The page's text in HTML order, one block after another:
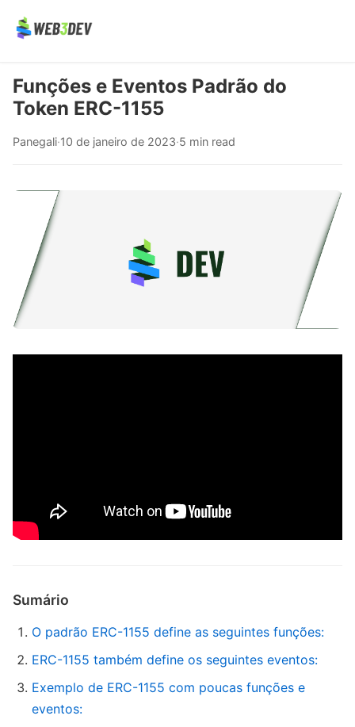
Funções e Eventos Padrão do
Token ERC-1155
Panegali·10 de janeiro de 2023·5 min read
Sumário
O padrão ERC-1155 define as seguintes funções:
ERC-1155 também define os seguintes eventos:
Exemplo de ERC-1155 com poucas funções e
eventos: